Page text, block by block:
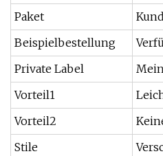
Paket
Beispielbestellung
Private Label
Vorteil1
Vorteil2
Stile